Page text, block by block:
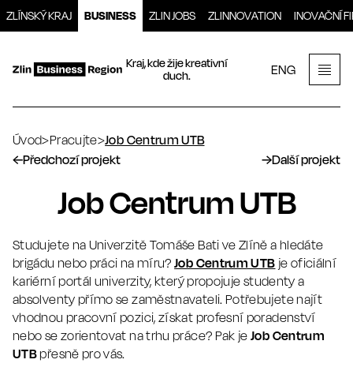
Přeskočit
na
obsah
ZLÍNSKÝ KRAJ BUSINESS ZLIN JOBS ZLINNOVATION INOVAČNÍ
Kraj, kde žije kreativní
duch.
ENG
Úvod>Pracujte>Job Centrum UTB
←Předchozí projekt →Další projekt
Job Centrum UTB
Studujete na Univerzitě Tomáše Bati ve Zlíně a hledáte
brigádu nebo práci na míru?Job Centrum UTB je oficiální
kariérní portál univerzity, který propojuje studenty a
absolventy přímo se zaměstnavateli. Potřebujete najít
vhodnou pracovní pozici, získat profesní poradenství
nebo se zorientovat na trhu práce? Pak jeJob Centrum
UTBpřesně pro vás.